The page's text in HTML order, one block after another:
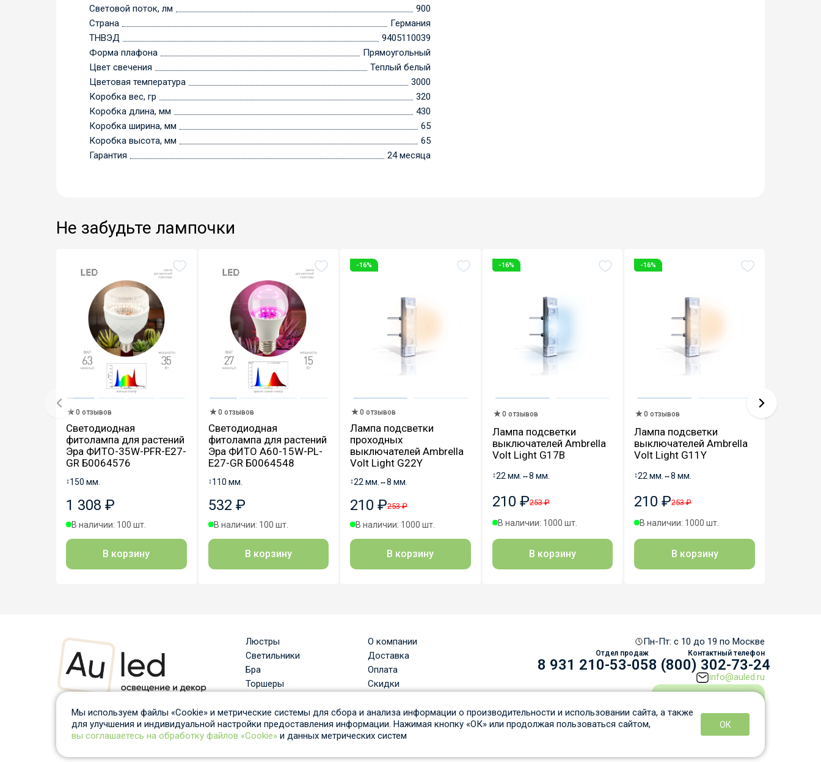
Световой поток, лм
900
Страна
Германия
ТНВЭД
9405110039
Форма плафона
Прямоугольный
Цвет свечения
Теплый белый
Цветовая температура
3000
Коробка вес, гр
320
Коробка длина, мм
430
Коробка ширина, мм
65
Коробка высота, мм
65
Гарантия
24 месяца
Не забудьте лампочки
0 отзывов
Светодиодная
фитолампа для растений
Эра ФИТО-35W-PFR-E27-
GR Б0064576
↕150 мм.
1 308 ₽
В наличии: 100 шт.
В корзину
0 отзывов
Светодиодная
фитолампа для растений
Эра ФИТО A60-15W-PL-
E27-GR Б0064548
↕110 мм.
532 ₽
В наличии: 100 шт.
В корзину
-16%
0 отзывов
Лампа подсветки
проходных
выключателей Ambrella
Volt Light G22Y
↕22 мм. ↔8 мм.
210 ₽253 ₽
В наличии: 1000 шт.
В корзину
-16%
0 отзывов
Лампа подсветки
выключателей Ambrella
Volt Light G17B
↕22 мм. ↔8 мм.
210 ₽253 ₽
В наличии: 1000 шт.
В корзину
-16%
0 отзывов
Лампа подсветки
выключателей Ambrella
Volt Light G11Y
↕22 мм. ↔8 мм.
210 ₽253 ₽
В наличии: 1000 шт.
В корзину
Информация, размещённая на сайте, представлена
исключительно в ознакомительных целях и не
является публичной офертой в соответствии с
положениями статьи 437 Гражданского кодекса РФ.
Люстры
О компании
Светильники
Доставка
Бра
Оплата
Торшеры
Скидки
Настольные лампы
Гарантия и возврат
Уличные светильники
Статьи
Трековые системы
Отзывы
Пн-Пт: c 10 до 19 по Москве
Отдел продаж
8 931 210-53-05
Контактный телефон
8 (800) 302-73-24
info@auled.ru
Мы используем файлы «Cookie» и метрические системы для сбора и анализа информации о производительности и использовании сайта, а также
для улучшения и индивидуальной настройки предоставления информации. Нажимая кнопку «ОК» или продолжая пользоваться сайтом,
вы соглашаетесь на обработку файлов «Cookie» и данных метрических систем
ОК